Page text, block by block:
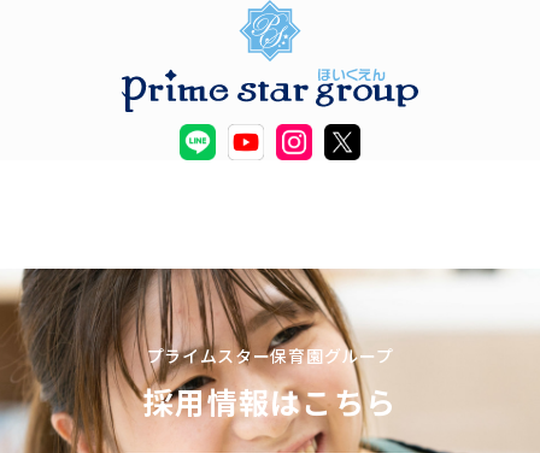
プライムスター保育園グループ
採用情報はこちら